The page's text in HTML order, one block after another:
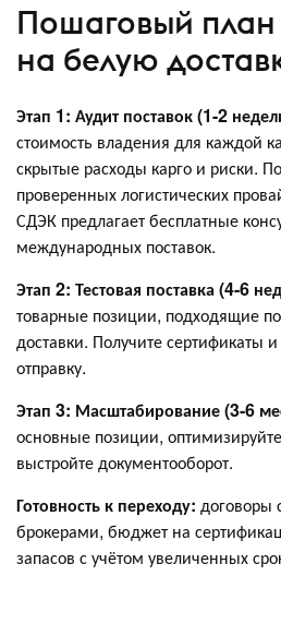
Пошаговый план
на белую
Этап 1: Аудит поставок (1-2
стоимость владения для каждой
скрытые расходы карго и риски.
проверенных логистических
СДЭК предлагает бесплатные
международных поставок.
Этап 2: Тестовая поставка (4-6
товарные позиции, подходящие
доставки. Получите сертификаты
отправку.
Этап 3: Масштабирование (3-6
основные позиции,
выстройте документооборот.
Готовность к переходу:
брокерами, бюджет на
запасов с учётом увеличенных